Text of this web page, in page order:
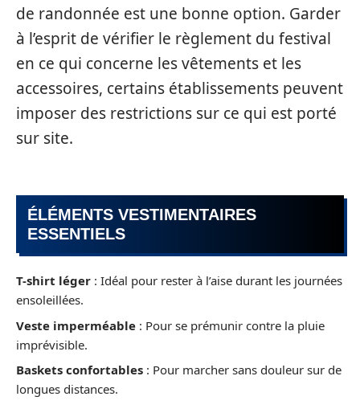
de randonnée est une bonne option. Garder
à l’esprit de vérifier le règlement du festival
en ce qui concerne les vêtements et les
accessoires, certains établissements peuvent
imposer des restrictions sur ce qui est porté
sur site.
ÉLÉMENTS VESTIMENTAIRES
ESSENTIELS
T-shirt léger : Idéal pour rester à l’aise durant les journées
ensoleillées.
Veste imperméable : Pour se prémunir contre la pluie
imprévisible.
Baskets confortables : Pour marcher sans douleur sur de
longues distances.